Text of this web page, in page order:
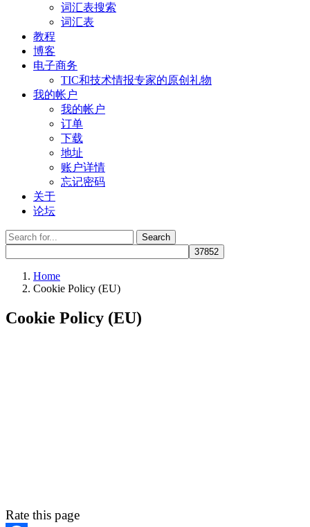
词汇表搜索
词汇表
教程
博客
电子商务
TIC和技术情报专家的原创礼物
我的帐户
我的帐户
订单
下载
地址
账户详情
忘记密码
关于
论坛
Search
Search
for:
Home
Cookie Policy (EU)
Cookie Policy (EU)
Rate this page